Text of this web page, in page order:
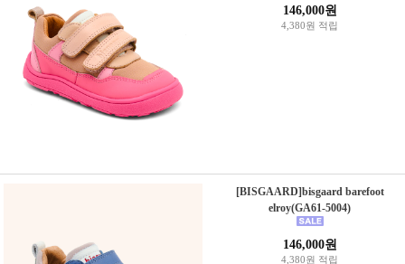
146,000원
4,380원 적립
[BISGAARD]bisgaard barefoot
elroy(GA61-5004)
146,000원
4,380원 적립